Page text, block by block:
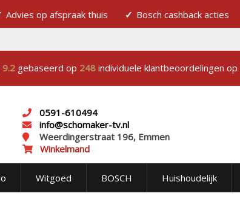
Advies op afspraak thuis Bosch cashback acties
9.2 gebaseerd op 248 individuele klantbeoordelingen op
0591-610494
info@schomaker-tv.nl
Weerdingerstraat 196, Emmen
Winkelmand
Witgoed BOSCH Huishoudelijk